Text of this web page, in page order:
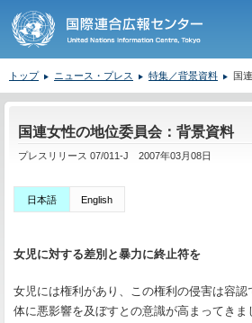
トップ ニュース・プレス 特集／背景資料 国
国連女性の地位委員会：背景資料
プレスリリース 07/011-J 2007年03月08日
日本語 English
女児に対する差別と暴力に終止符を
女児には権利があり、この権利の侵害は容
体に悪影響を及ぼすとの意識が高まってき